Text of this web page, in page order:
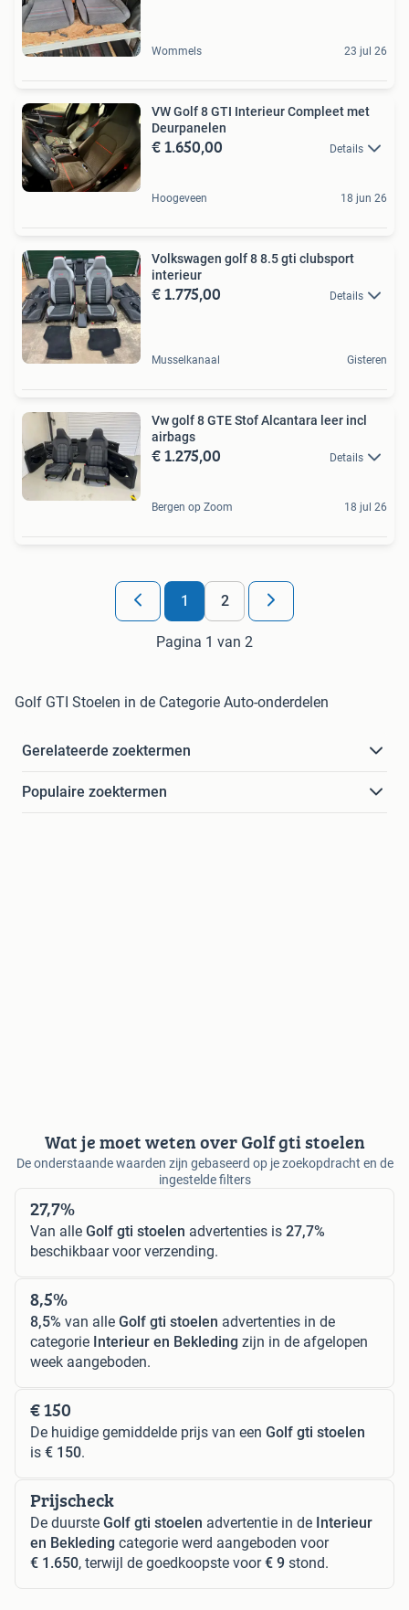
Wommels 23 jul 26
VW Golf 8 GTI Interieur Compleet met
Deurpanelen
€ 1.650,00 Details
Hoogeveen 18 jun 26
Volkswagen golf 8 8.5 gti clubsport
interieur
€ 1.775,00 Details
Musselkanaal Gisteren
Vw golf 8 GTE Stof Alcantara leer incl
airbags
€ 1.275,00 Details
Bergen op Zoom 18 jul 26
1 2
Pagina 1 van 2
Golf GTI Stoelen in de Categorie Auto-onderdelen
Gerelateerde zoektermen
Populaire zoektermen
Wat je moet weten over Golf gti stoelen
De onderstaande waarden zijn gebaseerd op je zoekopdracht en de
ingestelde filters
27,7%
Van alle Golf gti stoelen advertenties is 27,7%
beschikbaar voor verzending.
8,5%
8,5% van alle Golf gti stoelen advertenties in de
categorie Interieur en Bekleding zijn in de afgelopen
week aangeboden.
€ 150
De huidige gemiddelde prijs van een Golf gti stoelen
is € 150.
Prijscheck
De duurste Golf gti stoelen advertentie in de Interieur
en Bekleding categorie werd aangeboden voor
€ 1.650, terwijl de goedkoopste voor€ 9 stond.